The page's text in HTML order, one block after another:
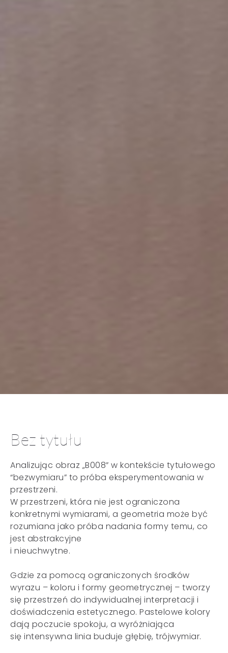
Bez tytułu
Analizując obraz „B008” w kontekście tytułowego
“bezwymiaru” to próba eksperymentowania w
przestrzeni.
W przestrzeni, która nie jest ograniczona
konkretnymi wymiarami, a geometria może być
rozumiana jako próba nadania formy temu, co
jest abstrakcyjne
i nieuchwytne.
Gdzie za pomocą ograniczonych środków
wyrazu – koloru i formy geometrycznej – tworzy
się przestrzeń do indywidualnej interpretacji i
doświadczenia estetycznego. Pastelowe kolory
dają poczucie spokoju, a wyróżniająca
się intensywna linia buduje głębię, trójwymiar.